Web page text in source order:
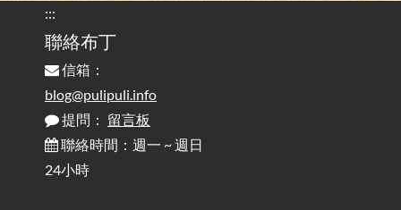
實作相容OpenAI API，但背後不是OpenAI的API服
務 / Implementing OpenAI API-Compatible Services, But Not
Powered by OpenAI
雜談：生活小技巧之用魔鬼氈避免機車鑰匙脫落吧
/ Talk: Use Velcro to Prevent Your Motorcycle Key From Falling
:::
聯絡布丁
信箱：
blog@pulipuli.info
提問： 留言板
聯絡時間：週一 ~ 週日
24小時